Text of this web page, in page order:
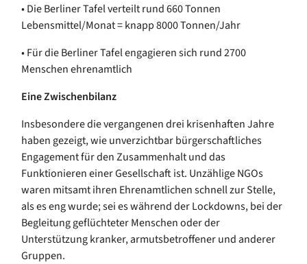
• Die Berliner Tafel verteilt rund 660 Tonnen
Lebensmittel/Monat = knapp 8000 Tonnen/Jahr
• Für die Berliner Tafel engagieren sich rund 2700
Menschen ehrenamtlich
Eine Zwischenbilanz
Insbesondere die vergangenen drei krisenhaften Jahre
haben gezeigt, wie unverzichtbar bürgerschaftliches
Engagement für den Zusammenhalt und das
Funktionieren einer Gesellschaft ist. Unzählige NGOs
waren mitsamt ihren Ehrenamtlichen schnell zur Stelle,
als es eng wurde; sei es während der Lockdowns, bei der
Begleitung geflüchteter Menschen oder der
Unterstützung kranker, armutsbetroffener und anderer
Gruppen.